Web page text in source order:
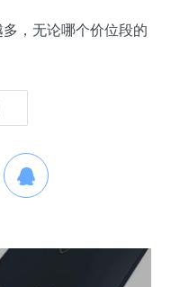
，无论哪个价位段的